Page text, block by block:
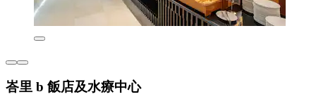
峇里 b 飯店及水療中心